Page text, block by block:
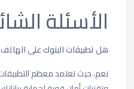
الأسئلة
هل تطبيقات البنوك على
نعم، حيث تعتمد معظم